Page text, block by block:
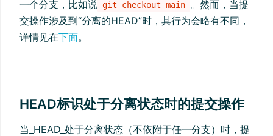
一个分支，比如说 git checkout main
。然而，当提
交操作涉及到“分离的HEAD”时，其行为会略有不同，
详情见在下面。
HEAD标识处于分离状态时的提交操作
当_HEAD_处于分离状态（不依附于任一分支）时，提